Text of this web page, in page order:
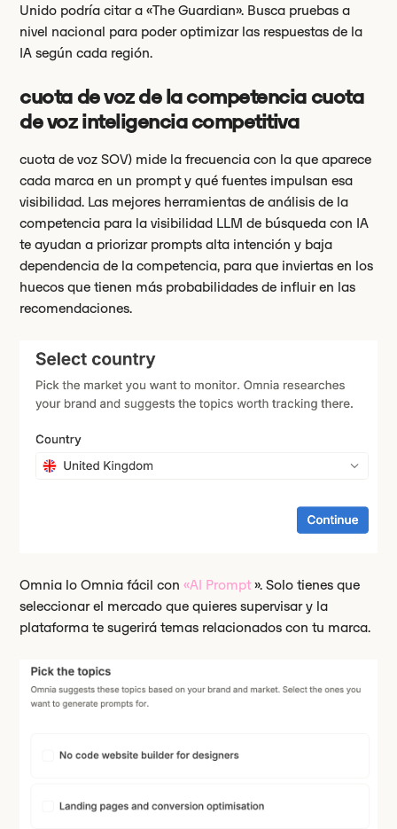
Unido podría citar a «The Guardian». Busca pruebas a
nivel nacional para poder optimizar las respuestas de la
IA según cada región.
cuota de voz de la competencia cuota
de voz inteligencia competitiva
cuota de voz SOV) mide la frecuencia con la que aparece
cada marca en un prompt y qué fuentes impulsan esa
visibilidad. Las mejores herramientas de análisis de la
competencia para la visibilidad LLM de búsqueda con IA
te ayudan a priorizar prompts alta intención y baja
dependencia de la competencia, para que inviertas en los
huecos que tienen más probabilidades de influir en las
recomendaciones.
Omnia lo Omnia fácil con«AI Prompt». Solo tienes que
seleccionar el mercado que quieres supervisar y la
plataforma te sugerirá temas relacionados con tu marca.